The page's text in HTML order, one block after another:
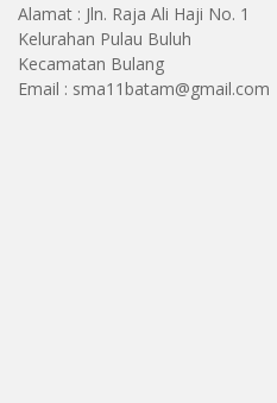
Alamat : Jln. Raja Ali Haji No. 1
Kelurahan Pulau Buluh
Kecamatan Bulang
Email : sma11batam@gmail.com